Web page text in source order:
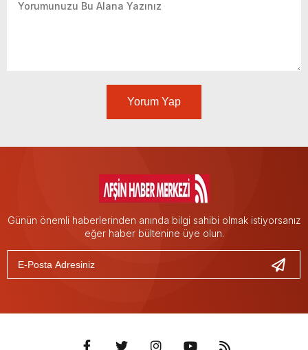
Yorum Yap
Günün önemli haberlerinden anında bilgi sahibi olmak istiyorsanız
eğer haber bültenine üye olun.